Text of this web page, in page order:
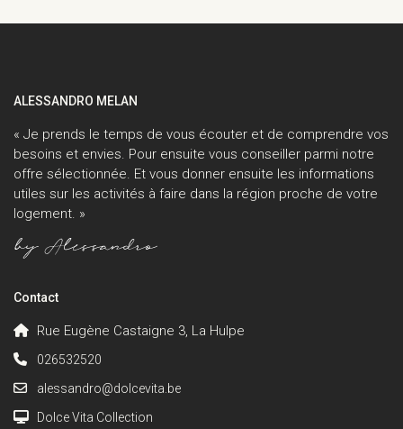
ALESSANDRO MELAN
« Je prends le temps de vous écouter et de comprendre vos
besoins et envies. Pour ensuite vous conseiller parmi notre
offre sélectionnée. Et vous donner ensuite les informations
utiles sur les activités à faire dans la région proche de votre
logement. »
Contact
Rue Eugène Castaigne 3, La Hulpe
026532520
alessandro@dolcevita.be
Dolce Vita Collection